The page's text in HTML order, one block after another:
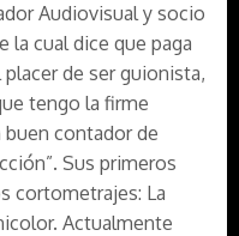
Audiovisual y socio
la cual dice que paga
de ser guionista,
tengo la firme
contador de
Sus primeros
cortometrajes: La
Actualmente